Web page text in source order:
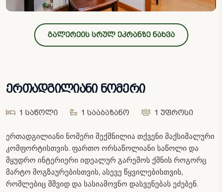
გალერეის სრულ ეკრანზე ნახვა
ერთადგილიანი ნომერი
1 საწოლი 1 სააბაზანო 1 უფროსი
ერთადგილიანი ნომერი შექმნილია თქვენი მაქსიმალური
კომფორტისთვის. ფართო ორსაწოლიანი საწოლი და
მყუდრო ინტერიერი იდეალურ გარემოს ქმნის როგორც
მარტო მოგზაურებისთვის, ასევე წყვილებისთვის,
რომლებიც მშვიდ და სასიამოვნო დასვენებას ეძებენ.